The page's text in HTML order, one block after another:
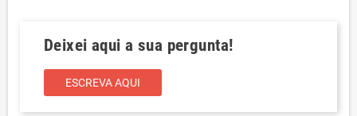
Deixei aqui a sua pergunta!
ESCREVA AQUI